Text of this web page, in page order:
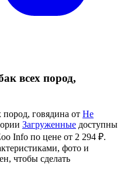
всех пород,
пород, говядина от Не
Загруженные доступны
Info по цене от 2 294 ₽.
фото и
чтобы сделать